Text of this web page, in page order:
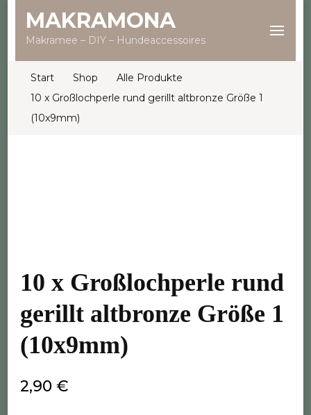
MAKRAMONA
Makramee – DIY – Hundeaccessoires
Start Shop
Alle Produkte
10 x Großlochperle rund gerillt altbronze Größe 1
(10x9mm)
10 x Großlochperle rund
gerillt altbronze Größe 1
(10x9mm)
2,90 €